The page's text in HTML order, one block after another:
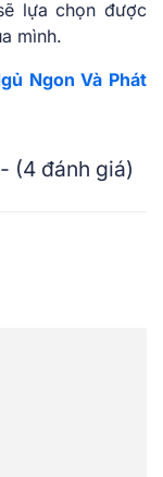
lựa chọn được
mình.
Ngon Và Phát
(4 đánh giá)